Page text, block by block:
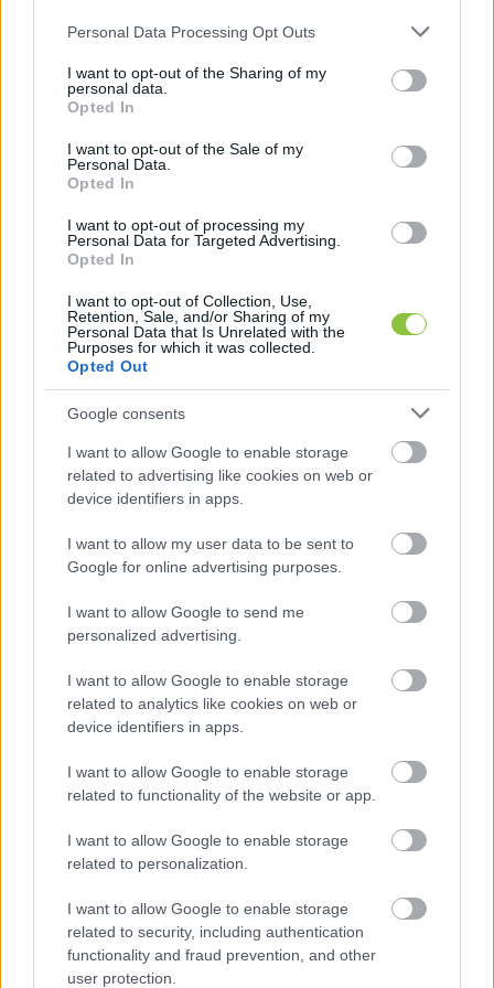
Please note that this website/app uses one or more Google
not limited to your visit or usage behaviour. You may click to
grant or deny consent to Google and its third-party tags to
use your data for below specified purposes in below Google
consent section.
Personal Data Processing Opt Outs
I want to opt-out of the Sharing of my
personal data.
Opted In
I want to opt-out of the Sale of my
Personal Data.
Opted In
I want to opt-out of processing my
Personal Data for Targeted Advertising.
Opted In
I want to opt-out of Collection, Use,
Retention, Sale, and/or Sharing of my
Personal Data that Is Unrelated with the
Purposes for which it was collected.
Opted Out
Google consents
I want to allow Google to enable storage
related to advertising like cookies on web or
device identifiers in apps.
I want to allow my user data to be sent to
Google for online advertising purposes.
I want to allow Google to send me
personalized advertising.
I want to allow Google to enable storage
related to analytics like cookies on web or
device identifiers in apps.
I want to allow Google to enable storage
related to functionality of the website or app.
I want to allow Google to enable storage
related to personalization.
I want to allow Google to enable storage
related to security, including authentication
functionality and fraud prevention, and other
user protection.
forintra árazták, míg a parkolóházra 3,3 milliárd
forintot számoltak. Ez összesen 29,3 milliárd
forint, a kempinggel együtt viszont már 34,8
milliárd forintra becsülik a tervezők a beruházást,
munkahelyeket, a turizmus fellendülését várja,
mert a megvalósíthatósági tanulmány szerint
egy időben 840, kettő turnusban 1680
vendéggel számolnak. A fürdő beltéri kapacitása
2040 fő, a kültéri medencéé 1360 fő. Az összes
kapacitás nyáron 3400 fő lehet. A meglévő fürdő
évente 137 ezer vendéget fogad, azaz
nyitvatartási naponta átlagosan 570-et.
„a projekt
végleges költségét meghatározza, hogy az Építési
projektelemeket fogadja el, illetve milyen
formában, továbbá a közbeszerzésen beérkező